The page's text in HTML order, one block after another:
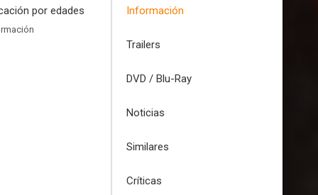
por edades Información
Trailers
DVD / Blu-Ray
Noticias
Similares
Críticas